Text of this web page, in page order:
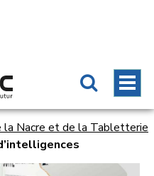
la Nacre et de la Tabletterie